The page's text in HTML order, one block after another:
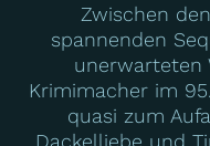
Zwischen
spannenden
unerwarteten
Krimimacher im
quasi zum
Dackelliebe und